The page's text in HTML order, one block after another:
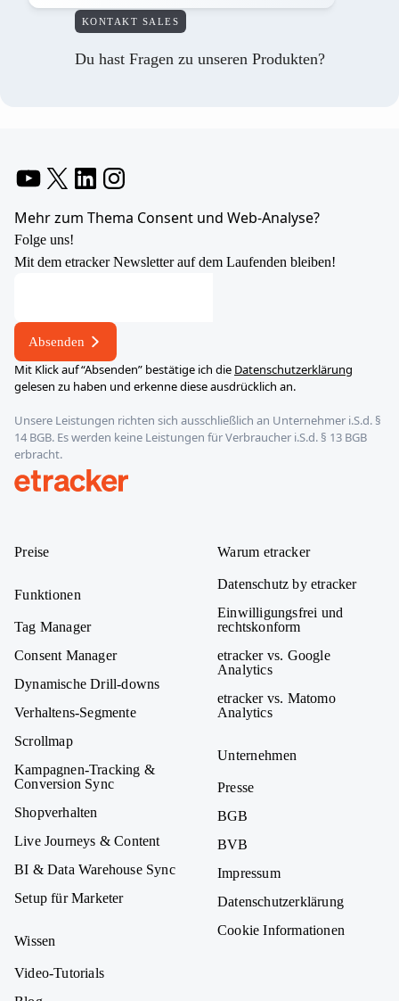
KONTAKT SALES
Du hast Fragen zu unseren Produkten?
Mehr zum Thema Consent und Web-Analyse?
Folge uns!
Mit dem etracker Newsletter auf dem Laufenden bleiben!
Absenden
Mit Klick auf “Absenden” bestätige ich die Datenschutzerklärung
gelesen zu haben und erkenne diese ausdrücklich an.
Unsere Leistungen richten sich ausschließlich an Unternehmer i.S.d. §
14 BGB. Es werden keine Leistungen für Verbraucher i.S.d. § 13 BGB
erbracht.
Preise
Funktionen
Tag Manager
Consent Manager
Dynamische Drill-downs
Verhaltens-Segmente
Scrollmap
Kampagnen-Tracking &
Conversion Sync
Shopverhalten
Live Journeys & Content
BI & Data Warehouse Sync
Setup für Marketer
Wissen
Video-Tutorials
Warum etracker
Datenschutz by etracker
Einwilligungsfrei und
rechtskonform
etracker vs. Google
Analytics
etracker vs. Matomo
Analytics
Unternehmen
Presse
BGB
BVB
Impressum
Datenschutzerklärung
Cookie Informationen